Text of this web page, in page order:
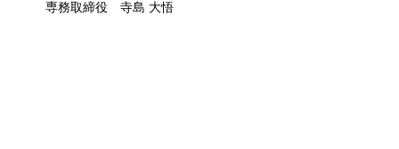
専務取締役 寺島 大悟